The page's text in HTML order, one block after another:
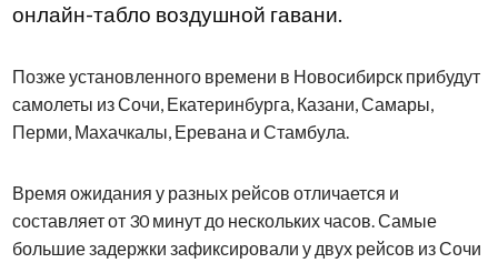
онлайн-табло воздушной гавани.
Позже установленного времени в Новосибирск прибудут
самолеты из Сочи, Екатеринбурга, Казани, Самары,
Перми, Махачкалы, Еревана и Стамбула.
Время ожидания у разных рейсов отличается и
составляет от 30 минут до нескольких часов. Самые
большие задержки зафиксировали у двух рейсов из Сочи